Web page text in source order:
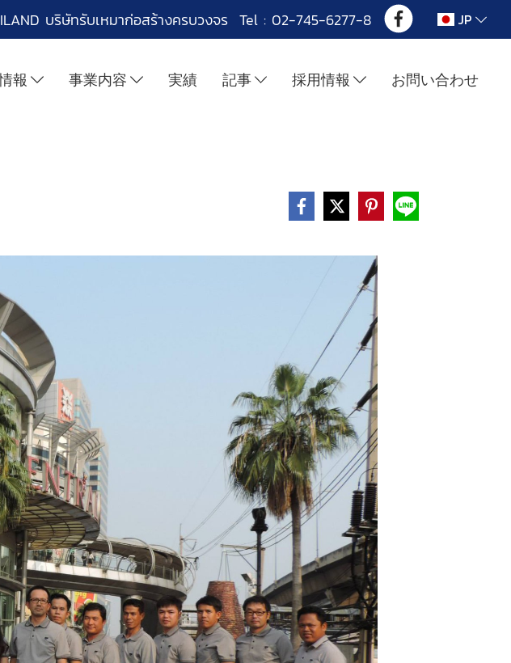
บริษัทรับเหมาก่อสร้างครบวงจร Tel : 02-745-6277-8 JP
報 事業内容 実績 記事 採用情報 お問い合わせ